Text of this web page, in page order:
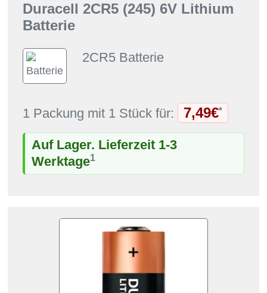
Duracell 2CR5 (245) 6V Lithium
Batterie
2CR5 Batterie
1 Packung mit 1 Stück für: 7,49€*
Auf Lager. Lieferzeit 1-3
Werktage1